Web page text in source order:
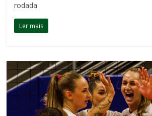
rodada
Ler mais